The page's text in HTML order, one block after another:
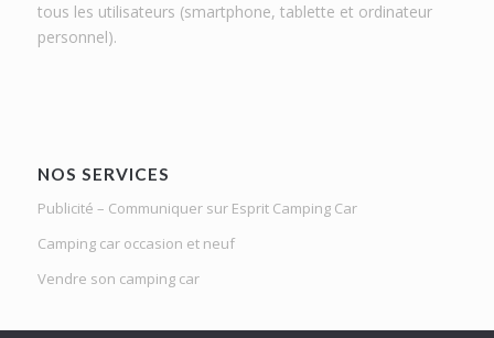
tous les utilisateurs (smartphone, tablette et ordinateur
personnel).
NOS SERVICES
Publicité – Communiquer sur Esprit Camping Car
Camping car occasion et neuf
Vendre son camping car